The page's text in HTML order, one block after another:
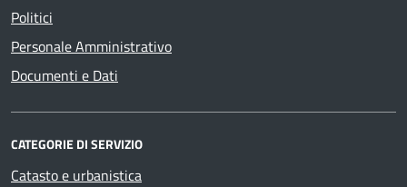
Politici
Personale Amministrativo
Documenti e Dati
CATEGORIE DI SERVIZIO
Catasto e urbanistica